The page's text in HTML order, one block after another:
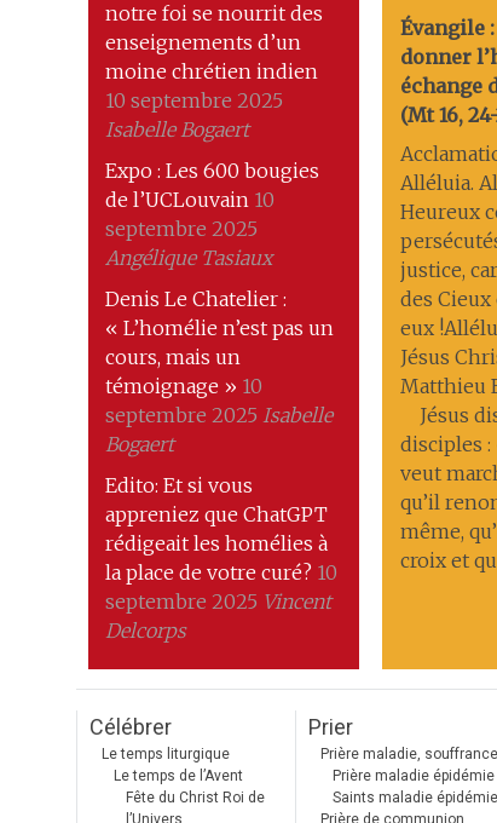
notre foi se nourrit des
enseignements d’un
moine chrétien indien
10 septembre 2025
Isabelle Bogaert
Expo : Les 600 bougies
de l’UCLouvain 10
septembre 2025
Angélique Tasiaux
Denis Le Chatelier :
« L’homélie n’est pas un
cours, mais un
témoignage » 10
septembre 2025 Isabelle
Bogaert
Edito: Et si vous
appreniez que ChatGPT
rédigeait les homélies à
la place de votre curé? 10
septembre 2025 Vincent
Delcorps
Évangile
donner
échange
(Mt 16,
Alléluia.
Heureux
justice,
des Cieux
eux
Jésus
Matthieu
Jésus
disciples :
veut
qu’il
même,
croix et
Célébrer
Le temps liturgique
Le temps de l’Avent
Fête du Christ Roi de
l’Univers
Prier
Prière maladie, souffrance
Prière maladie épidémie
Saints maladie épidémie
Prière de communion